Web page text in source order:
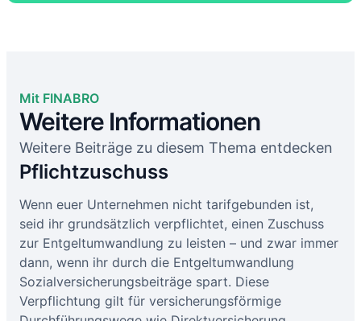
Mit FINABRO
Weitere Informationen
Weitere Beiträge zu diesem Thema entdecken
Pflichtzuschuss
Wenn euer Unternehmen nicht tarifgebunden ist,
seid ihr grundsätzlich verpflichtet, einen Zuschuss
zur Entgeltumwandlung zu leisten – und zwar immer
dann, wenn ihr durch die Entgeltumwandlung
Sozialversicherungsbeiträge spart. Diese
Verpflichtung gilt für versicherungsförmige